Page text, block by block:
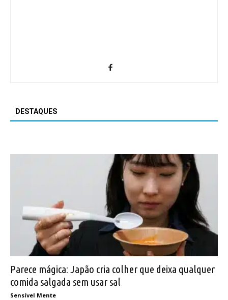
DESTAQUES
Parece mágica: Japão cria colher que deixa qualquer
comida salgada sem usar sal
Sensível Mente